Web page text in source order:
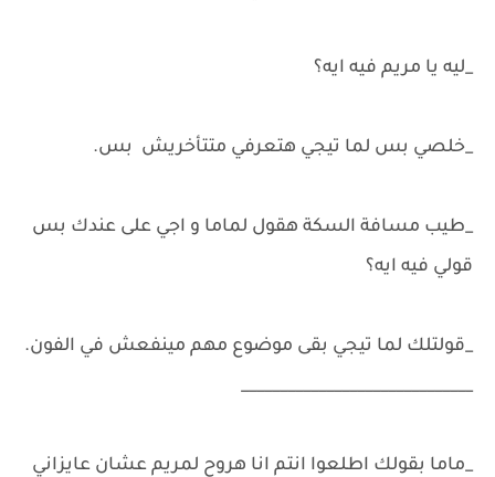
_ليه يا مريم فيه ايه؟
_خلصي بس لما تيجي هتعرفي متتأخريش بس.
_طيب مسافة السكة هقول لماما و اجي على عندك بس
قولي فيه ايه؟
_قولتلك لما تيجي بقى موضوع مهم مينفعش في الفون.
______________________________
_ماما بقولك اطلعوا انتم انا هروح لمريم عشان عايزاني